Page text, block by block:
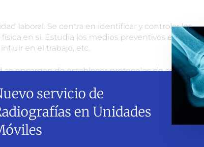
laboral. Se centra en identificar y controlar los
en sí. Estudia los medios preventivos
en el trabajo, etc.
se encargan de establecer protocolos de
la adopción de prácticas seguras.
y se centra en identificar y controlar los
químicos o biológicos. Su objetivo es evitar la
servicio de
en Unidades